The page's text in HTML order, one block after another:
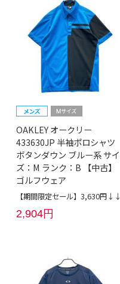
OAKLEY オークリー
433630JP 半袖ポロシャツ
ボタンダウン ブルー系 サイ
ズ：M ランク：B 【中古】
ゴルフウェア
【期間限定セール】3,630円↓↓
2,904円